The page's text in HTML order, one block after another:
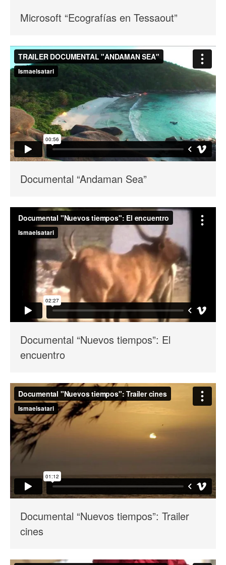
Microsoft “Ecografías en Tessaout”
Documental “Andaman Sea”
Documental “Nuevos tiempos”: El
encuentro
Documental “Nuevos tiempos”: Trailer
cines